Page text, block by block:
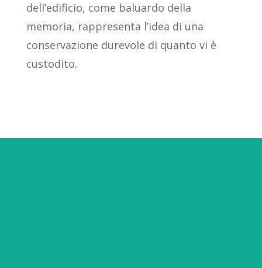
dell’edificio, come baluardo della
memoria, rappresenta l’idea di una
conservazione durevole di quanto vi è
custodito.